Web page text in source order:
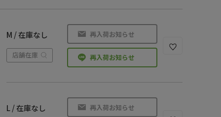
M / 在庫なし
店舗在庫
再入荷お知らせ
再入荷お知らせ
L / 在庫なし 再入荷お知らせ